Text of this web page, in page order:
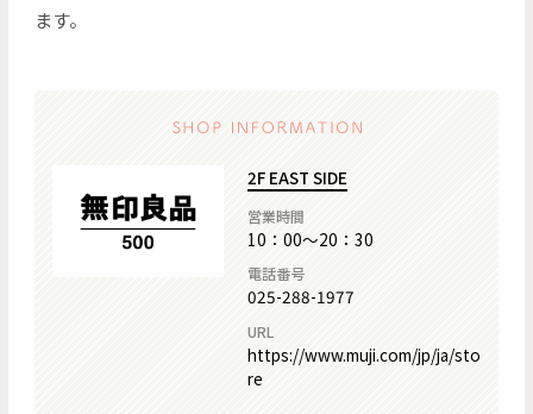
ます。
2F EAST SIDE
営業時間
10：00～20：30
電話番号
025-288-1977
URL
https://www.muji.com/jp/ja/sto
re